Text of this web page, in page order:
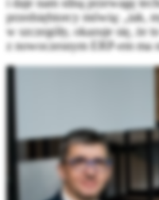
i daje nam silną przewagę
przedsiębiorcy mówią: „tak,
w szczegóły, okazuje się, że
z nowoczesnym ERP-em ma